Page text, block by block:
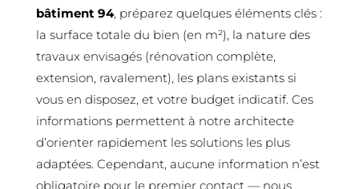
bâtiment 94, préparez quelques éléments clés :
la surface totale du bien (en m²), la nature des
travaux envisagés (rénovation complète,
extension, ravalement), les plans existants si
vous en disposez, et votre budget indicatif. Ces
informations permettent à notre architecte
d’orienter rapidement les solutions les plus
adaptées. Cependant, aucune information n’est
obligatoire pour le premier contact — nous